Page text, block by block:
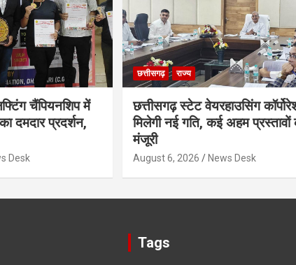
चैंपियनशिप में
दमदार प्रदर्शन,
Desk
छत्तीसगढ़ राज्य
छत्तीसगढ़ स्टेट वेयरहाउसिंग
मिलेगी नई गति, कई अहम प्रस्तावों
मंजूरी
August 6, 2026 News Desk
Tags